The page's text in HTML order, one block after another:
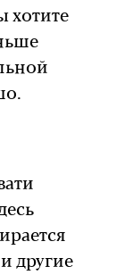
хотите
другие